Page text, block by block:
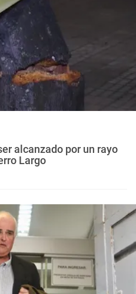
alcanzado por un rayo
Largo